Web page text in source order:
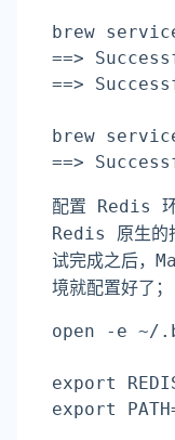
brew
==>
==>
brew
==>
配置 Redis 环
Redis 原生的
试完成之后，
境就配置好了；
open -e ~/
export
export